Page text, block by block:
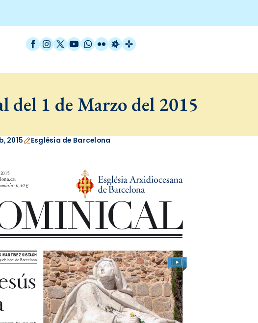
Facebook
Instagram
X / Twitter
YouTube
WhatsApp
FlickrRadio Estel
Catalunya Cristiana
del 1 de Marzo del 2015
2015 Església de Barcelona